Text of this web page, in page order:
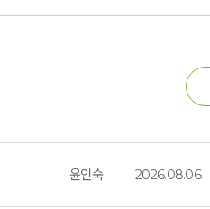
보도기
참여후기
윤인숙 2026.08.06